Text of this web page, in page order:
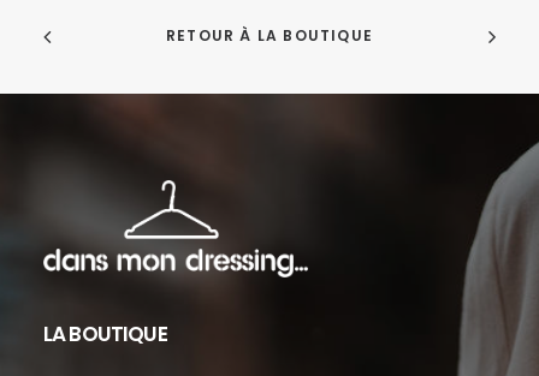
RETOUR À LA BOUTIQUE
LA BOUTIQUE